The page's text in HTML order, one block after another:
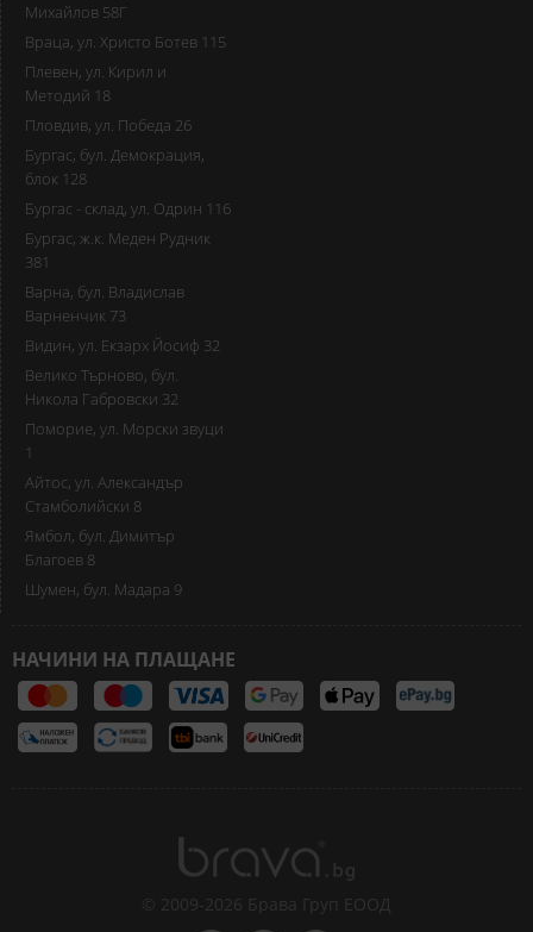
Михайлов 58Г
Враца, ул. Христо Ботев 115
Плевен, ул. Кирил и
Методий 18
Пловдив, ул. Победа 26
Бургас, бул. Демокрация,
блок 128
Бургас - склад, ул. Одрин 116
Бургас, ж.к. Меден Рудник
381
Варна, бул. Владислав
Варненчик 73
Видин, ул. Екзарх Йосиф 32
Велико Търново, бул.
Никола Габровски 32
Поморие, ул. Морски звуци
1
Айтос, ул. Александър
Стамболийски 8
Ямбол, бул. Димитър
Благоев 8
Шумен, бул. Мадара 9
НАЧИНИ НА ПЛАЩАНЕ
© 2009-2026 Брава Груп ЕООД